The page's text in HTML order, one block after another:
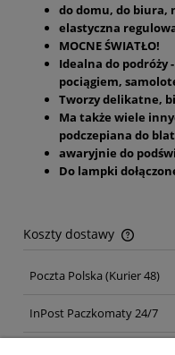
do domu, do biura,
elastyczna
MOCNE ŚWIATŁO!
Idealna do podróży
pociągiem,
Tworzy delikatne,
Ma także wiele
podczepiana do
awaryjnie do
Do lampki
Koszty dostawy
Cena nie zawiera
Poczta Polska (Kurier 48)
InPost Paczkomaty 24/7